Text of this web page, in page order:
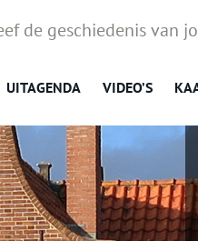
de geschiedenis van
UITAGENDA VIDEO’S